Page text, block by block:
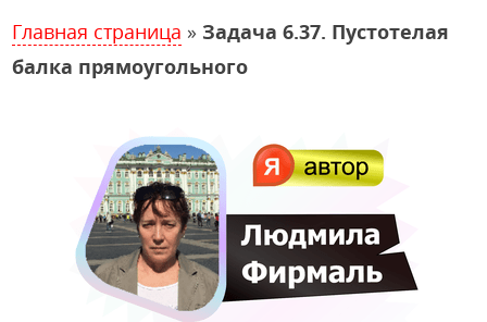
Главная страница » Задача 6.37. Пустотелая
балка прямоугольного